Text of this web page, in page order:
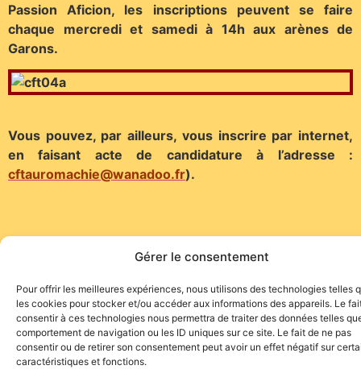
Gérer le consentement
Pour offrir les meilleures expériences, nous utilisons des technologies telles
les cookies pour stocker et/ou accéder aux informations des appareils. Le
consentir à ces technologies nous permettra de traiter des données telles
comportement de navigation ou les ID uniques sur ce site. Le fait de ne pas
consentir ou de retirer son consentement peut avoir un effet négatif sur
caractéristiques et fonctions.
Passion Aficion, les inscriptions peuvent se faire
chaque mercredi et samedi à 14h aux arènes de
Garons.
Vous pouvez, par ailleurs, vous inscrire par internet,
en faisant acte de candidature à l’adresse :
cftauromachie@wanadoo.fr).
Site de l'association TOROFIESTA